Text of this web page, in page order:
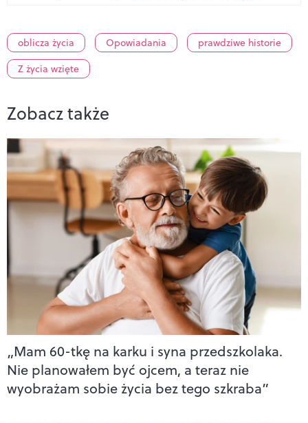
oblicza życia Opowiadania
prawdziwe historie
Z życia wzięte
Zobacz także
„Mam 60-tkę na karku i syna przedszkolaka.
Nie planowałem być ojcem, a teraz nie
wyobrażam sobie życia bez tego szkraba”